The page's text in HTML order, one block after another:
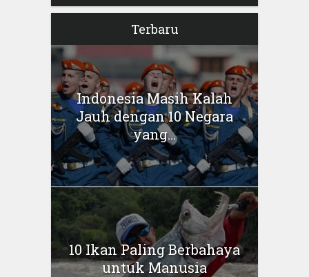
Terbaru
Indonesia Masih Kalah
Jauh dengan 10 Negara
yang...
10 Ikan Paling Berbahaya
untuk Manusia